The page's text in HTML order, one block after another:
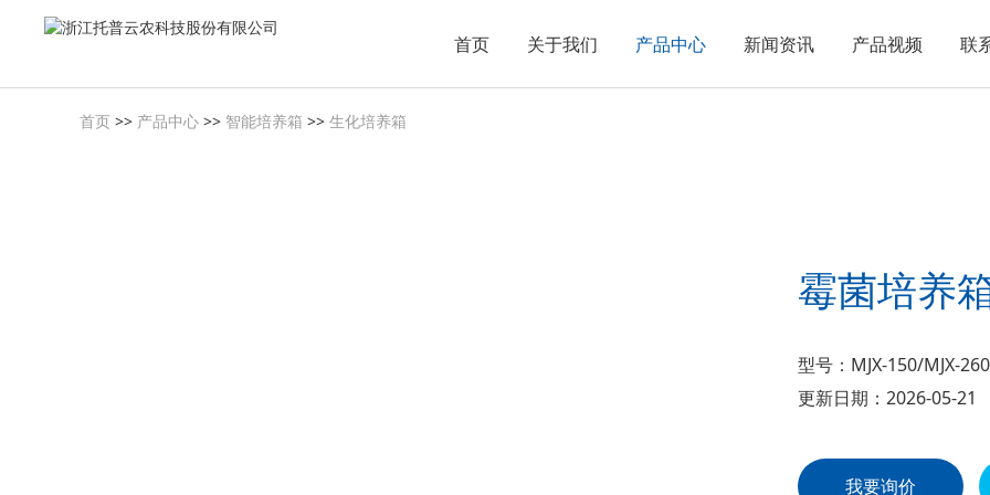
首页 关于我们 产品中心 新闻资讯 产品视频 联
首页 >> 产品中心 >> 智能培养箱 >> 生化培养箱
霉菌培养
型号：MJX-150/MJX-
更新日期：2026-05-21
我要询价